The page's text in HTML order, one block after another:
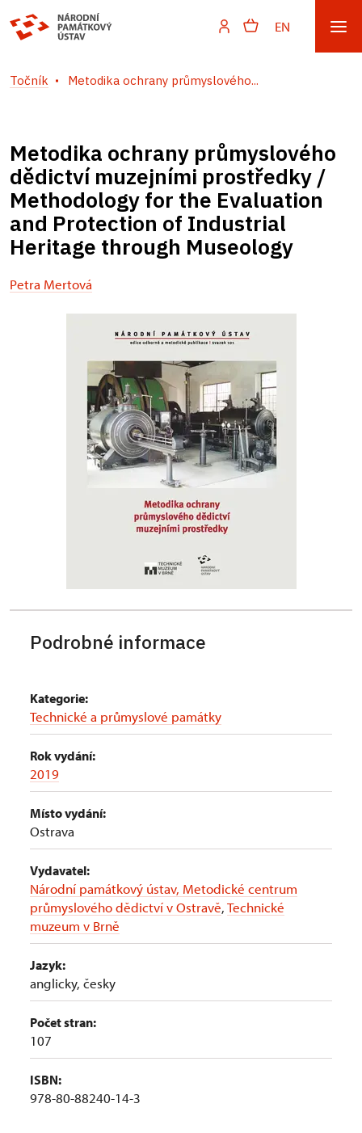
EN
Točník Metodika ochrany průmyslového...
Metodika ochrany průmyslového
dědictví muzejními prostředky /
Methodology for the Evaluation
and Protection of Industrial
Heritage through Museology
Petra Mertová
Podrobné informace
Kategorie:
Technické a průmyslové památky
Rok vydání:
2019
Místo vydání:
Ostrava
Vydavatel:
Národní památkový ústav, Metodické centrum
průmyslového dědictví v Ostravě,Technické
muzeum v Brně
Jazyk:
anglicky, česky
Počet stran:
107
ISBN:
978-80-88240-14-3